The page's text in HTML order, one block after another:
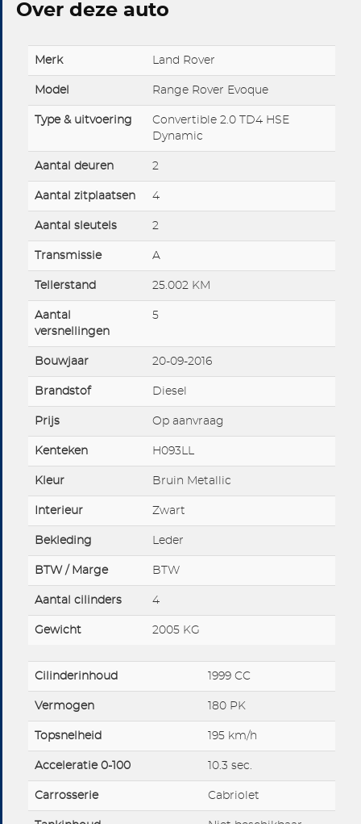
Over deze auto
Merk Land Rover
Model Range Rover Evoque
Type & uitvoering
Convertible 2.0 TD4 HSE
Dynamic
Aantal deuren 2
Aantal zitplaatsen 4
Aantal sleutels 2
Transmissie A
Tellerstand 25.002 KM
Aantal
versnellingen
5
Bouwjaar 20-09-2016
Brandstof Diesel
Prijs Op aanvraag
Kenteken H093LL
Kleur Bruin Metallic
Interieur Zwart
Bekleding Leder
BTW / Marge BTW
Aantal cilinders 4
Gewicht 2005 KG
Cilinderinhoud 1999 CC
Vermogen 180 PK
Topsnelheid 195 km/h
Acceleratie 0-100 10.3 sec.
Carrosserie Cabriolet